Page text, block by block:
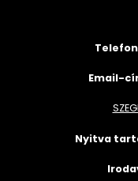
Email-
Nyitva